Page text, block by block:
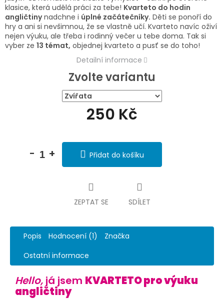
250 Kč
cena:
Zvolte variantu
Přidat do košíku
klasice, která udělá práci za tebe! Kvarteto do hodin
angličtinynadchne i úplné začátečníky. Děti se ponoří do
hry a ani si nevšimnou, že se vlastně učí. Kvarteto navíc oživí
nejen výuku, ale třeba i rodinný večer u tebe doma. Tak si
vyber ze 13 témat, objednej kvarteto a pusť se do toho!
Detailní informace
ZEPTAT SE SDÍLET
Popis Hodnocení (1)
Značka
Ostatní informace
Hello, já jsem KVARTETO pro výuku
angličtiny